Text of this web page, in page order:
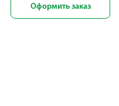
Оформить заказ